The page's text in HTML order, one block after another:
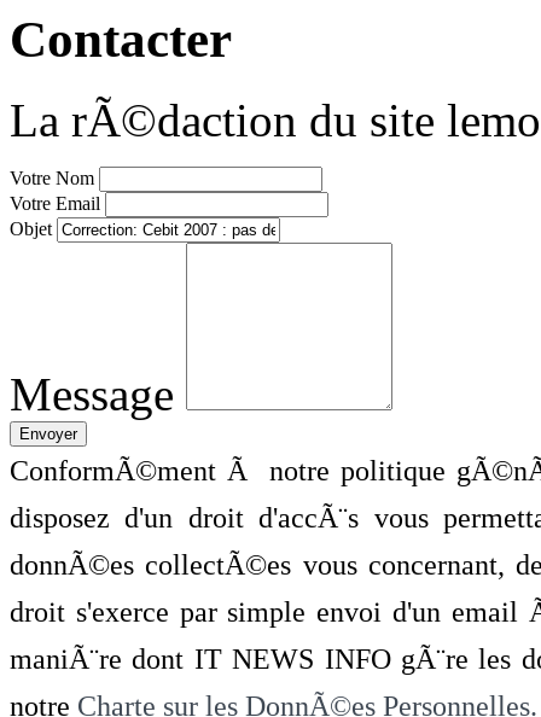
Contacter
La rÃ©daction du site
Votre Nom
Votre Email
Objet
Message
ConformÃ©ment Ã notre politique
disposez d'un droit d'accÃ¨s vous
donnÃ©es collectÃ©es vous concernant,
droit s'exerce par simple envoi d'un
maniÃ¨re dont IT NEWS INFO gÃ¨re les
notre Charte sur les DonnÃ©es Personnelles.